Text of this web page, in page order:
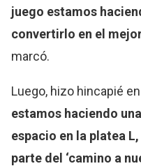
juego estamos
convertirlo en el
marcó.
Luego, hizo hincapié
estamos haciendo
espacio en la platea
parte del ‘camino a